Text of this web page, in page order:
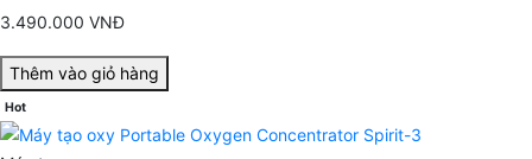
3.490.000 VNĐ
Thêm vào giỏ hàng
Hot